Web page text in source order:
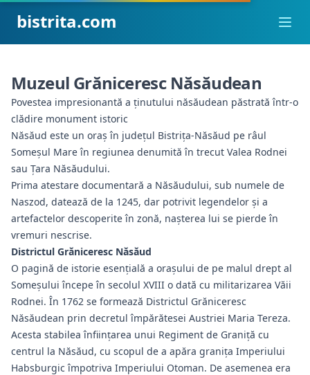
bistrita.com
Muzeul Grăniceresc Năsăudean
Povestea impresionantă a ținutului năsăudean păstrată într-o
clădire monument istoric
Năsăud este un oraș în județul Bistrița-Năsăud pe râul
Someșul Mare în regiunea denumită în trecut Valea Rodnei
sau Țara Năsăudului.
Prima atestare documentară a Năsăudului, sub numele de
Naszod, datează de la 1245, dar potrivit legendelor şi a
artefactelor descoperite în zonă, naşterea lui se pierde în
vremuri nescrise.
Districtul Grăniceresc Năsăud
O pagină de istorie esențială a orașului de pe malul drept al
Someşului începe în secolul XVIII o dată cu militarizarea Văii
Rodnei. În 1762 se formează Districtul Grăniceresc
Năsăudean prin decretul împărătesei Austriei Maria Tereza.
Acesta stabilea înfiinţarea unui Regiment de Graniţă cu
centrul la Năsăud, cu scopul de a apăra granița Imperiului
Habsburgic împotriva Imperiului Otoman. De asemenea era